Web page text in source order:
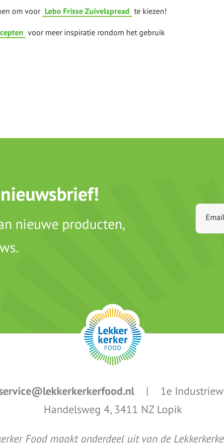
om voor Lebo Frisse Zuivelspread te kiezen!
voor meer inspiratie rondom het gebruik
nieuwe producten,
| 1e
Handelsweg 4, 3411 NZ Lopik
Food maakt onderdeel uit van de